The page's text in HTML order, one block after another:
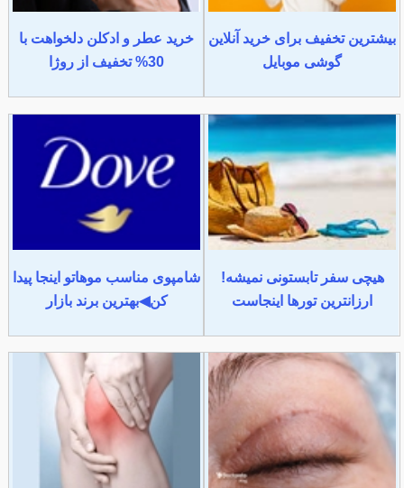
بیشترین تخفیف برای خرید آنلاین
گوشی موبایل
خرید عطر و ادکلن دلخواهت با
30% تخفیف از روژا
هیچی سفر تابستونی نمیشه!
ارزانترین تورها اینجاست
شامپوی مناسب موهاتو اینجا پیدا
کن◀بهترین برند بازار